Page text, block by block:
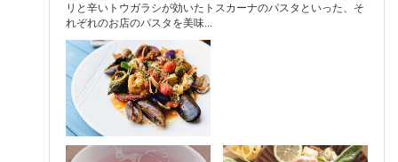
リと辛いトウガラシが効いたトスカーナのパスタといった、そ
れぞれのお店のパスタを美味...